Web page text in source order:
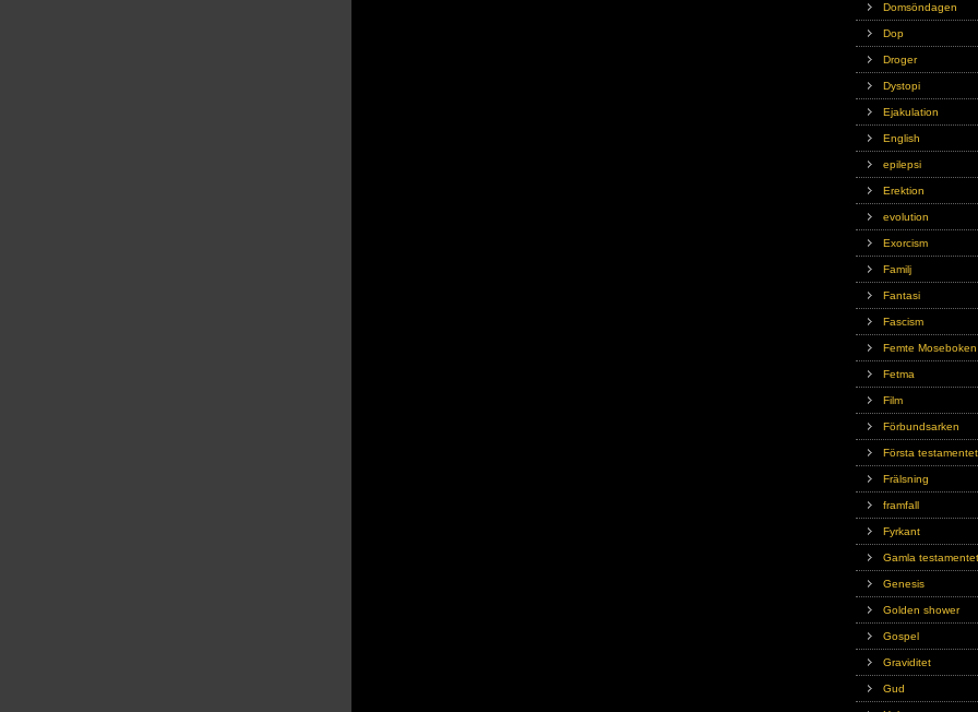
Domsöndagen
Dop
Droger
Dystopi
Ejakulation
English
epilepsi
Erektion
evolution
Exorcism
Familj
Fantasi
Fascism
Femte Moseboken
Fetma
Film
Förbundsarken
Första testamentet
Frälsning
framfall
Fyrkant
Gamla testamentet
Genesis
Golden shower
Gospel
Graviditet
Gud